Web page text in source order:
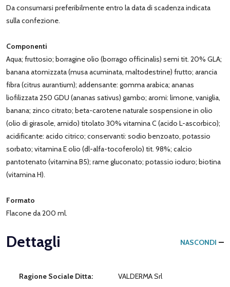
Da consumarsi preferibilmente entro la data di scadenza indicata
sulla confezione.
Componenti
Aqua; fruttosio; borragine olio (borrago officinalis) semi tit. 20% GLA;
banana atomizzata (musa acuminata, maltodestrine) frutto; arancia
fibra (citrus aurantium); addensante: gomma arabica; ananas
liofilizzata 250 GDU (ananas sativus) gambo; aromi: limone, vaniglia,
banana; zinco citrato; beta-carotene naturale sospensione in olio
(olio di girasole, amido) titolato 30% vitamina C (acido L-ascorbico);
acidificante: acido citrico; conservanti: sodio benzoato, potassio
sorbato; vitamina E olio (dl-alfa-tocoferolo) tit. 98%; calcio
pantotenato (vitamina B5); rame gluconato; potassio ioduro; biotina
(vitamina H).
Formato
Flacone da 200 ml.
Dettagli NASCONDI
Ragione Sociale Ditta: VALDERMA Srl